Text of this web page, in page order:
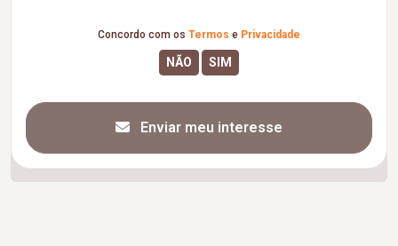
Concordo com os Termos e Privacidade
Enviar meu interesse